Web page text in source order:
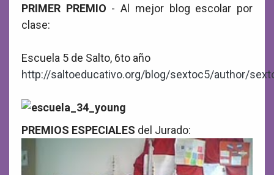
PRIMER PREMIO - Al mejor blog escolar por
clase:
Escuela 5 de Salto, 6to año
http://saltoeducativo.org/blog/sextoc5/author/
PREMIOS ESPECIALES del Jurado: